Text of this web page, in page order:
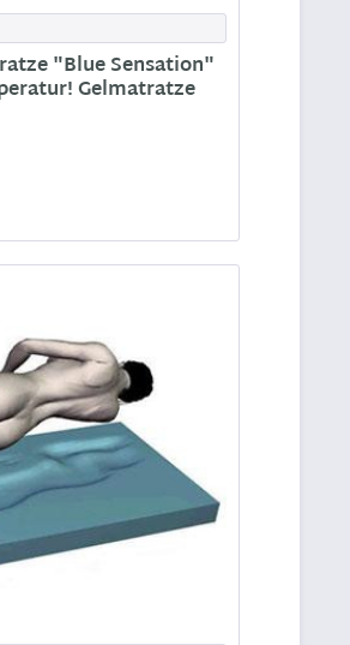
"Blue Sensation"
Gelmatratze